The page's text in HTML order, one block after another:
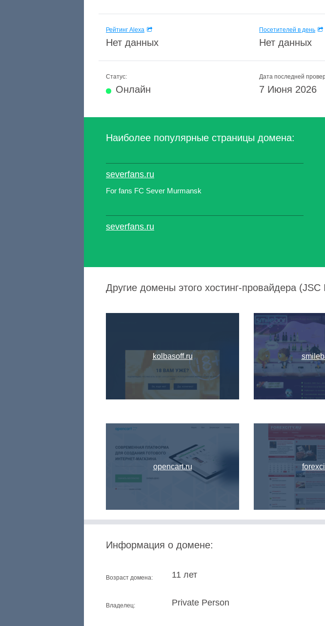
Рейтинг Alexa
Нет данных
Посетителей в день
Нет данных
Статус:
Онлайн
Дата последней
7 Июня 2026
Наиболее популярные страницы домена:
severfans.ru
For fans FC Sever Murmansk
severfans.ru
Другие домены этого хостинг-провайдера (JSC
kolbasoff.ru
opencart.ru
Информация о домене:
Возраст домена: 11 лет
Владелец: Private Person